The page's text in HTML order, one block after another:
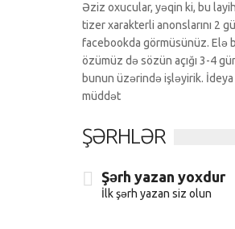
Əziz oxucular, yəqin ki, bu
tizer xarakterli anonslarını 2
facebookda görmüsünüz. Elə
özümüz də sözün açığı 3-4
bunun üzərində işləyirik.
müddət
ŞƏRHLƏR
Şərh yazan yoxdur
İlk şərh yazan siz olun